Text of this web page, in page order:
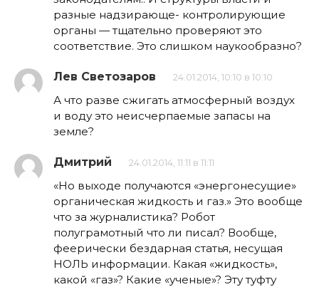
разные надзирающе- контролирующие
органы — тщательно проверяют это
соответствие. Это слишком наукообразно?
Лев Светозаров 24.01.2014, 10:10 в 10:10
А что разве сжигать атмосферный воздух
и воду это неисчерпаемые запасы на
земле?
Дмитрий 24.01.2014, 11:11 в 11:11
«Но выходе получаются «энергонесущие»
органическая жидкость и газ.» Это вообще
что за журналистика? Робот
полуграмотный что ли писал? Вообще,
феерически бездарная статья, несущая
НОЛЬ информации. Какая «жидкость»,
какой «газ»? Какие «ученые»? Эту туфту